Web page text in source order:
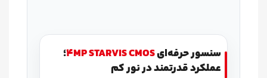
سنسور حرفه‌ای4MP STARVIS CMOS؛
عملکرد قدرتمند در نور کم